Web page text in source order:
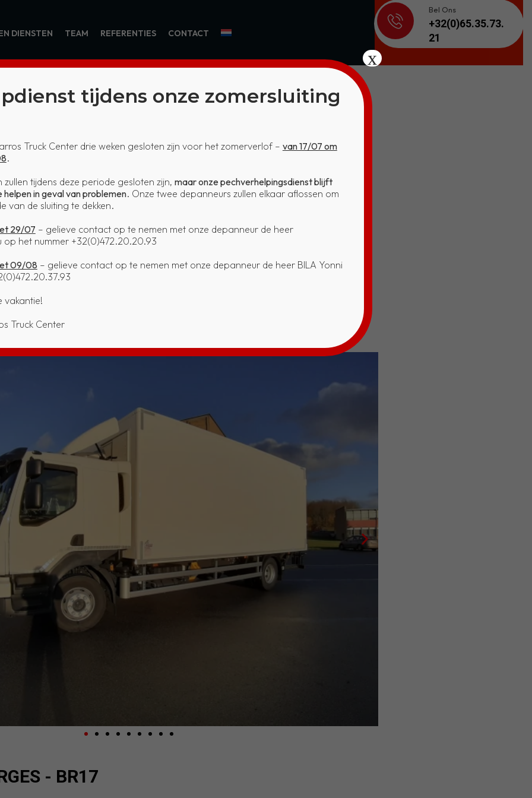
DIENSTEN TEAM REFERENTIES CONTACT
Bel Ons
+32(0)65.35.73.
21
GEORGES – BR17
Home KO 13228 FERNAND GEORGES – BR17
- BR17
tijdens onze zomersluiting
Truck Center drie weken gesloten zijn voor het zomerverlof – van 17/07 om
.
tijdens deze periode gesloten zijn, maar onze pechverhelpingsdienst blijft
in geval van problemen. Onze twee depanneurs zullen elkaar aflossen om
van de sluiting te dekken.
29/07 – gelieve contact op te nemen met onze depanneur de heer
op het nummer +32(0)472.20.20.93
09/08 – gelieve contact op te nemen met onze depanneur de heer BILA Yonni
vakantie!
Truck Center
x